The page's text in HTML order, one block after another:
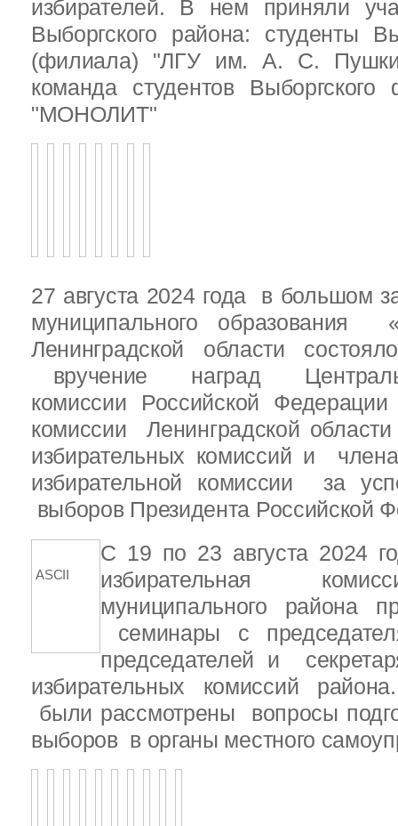
избирателей. В нем приняли
Выборгского района: студенты
(филиала) "ЛГУ им. А. С.
команда студентов
"МОНОЛИТ"
27 августа 2024 года в большом
муниципального образования
Ленинградской области
вручение наград
комиссии Российской
комиссии Ленинградской
избирательных комиссий и
избирательной комиссии за
выборов Президента Российской
ASCII
С 19 по 23 августа 2024
избирательная
муниципального района
семинары с
председателей и
избирательных комиссий
были рассмотрены вопросы
выборов в органы местного